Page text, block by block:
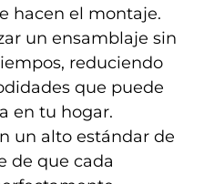
hacen el montaje.
un ensamblaje sin
reduciendo
que puede
en tu hogar.
un alto estándar de
de que cada